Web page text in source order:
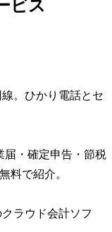
ビス
。ひかり電話とセ
届・確定申告・節税
料で紹介。
ラウド会計ソフ